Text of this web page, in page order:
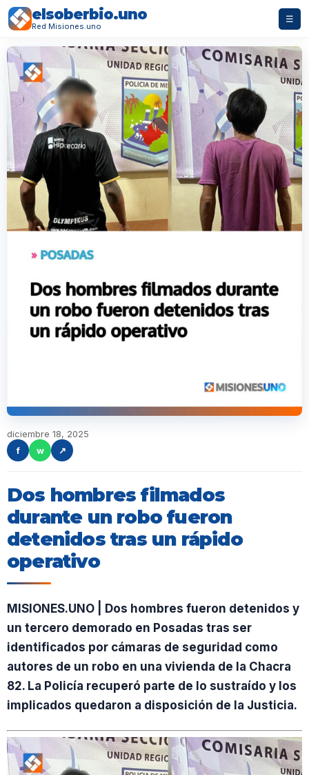
elsoberbio.uno
Red Misiones.uno
☰
diciembre 18, 2025
f
w ↗
Dos hombres filmados
durante un robo fueron
detenidos tras un rápido
operativo
MISIONES.UNO | Dos hombres fueron detenidos y
un tercero demorado en Posadas tras ser
identificados por cámaras de seguridad como
autores de un robo en una vivienda de la Chacra
82. La Policía recuperó parte de lo sustraído y los
implicados quedaron a disposición de la Justicia.